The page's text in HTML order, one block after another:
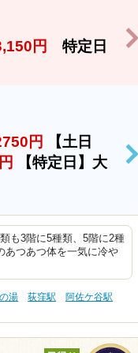
円
特定日
円
【土日
【特定日】大
>
も3階に5種類、5階に2種
あつあつ体を一気に冷や
湯 荻窪駅
阿佐ケ谷駅